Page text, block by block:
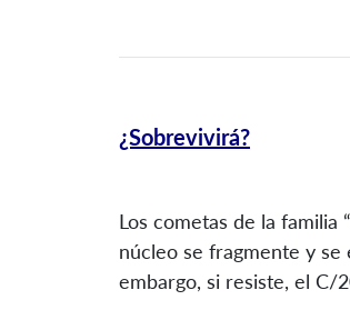
¿Sobrevivirá?
Los cometas de la familia
núcleo se fragmente y se
embargo, si resiste, el C/